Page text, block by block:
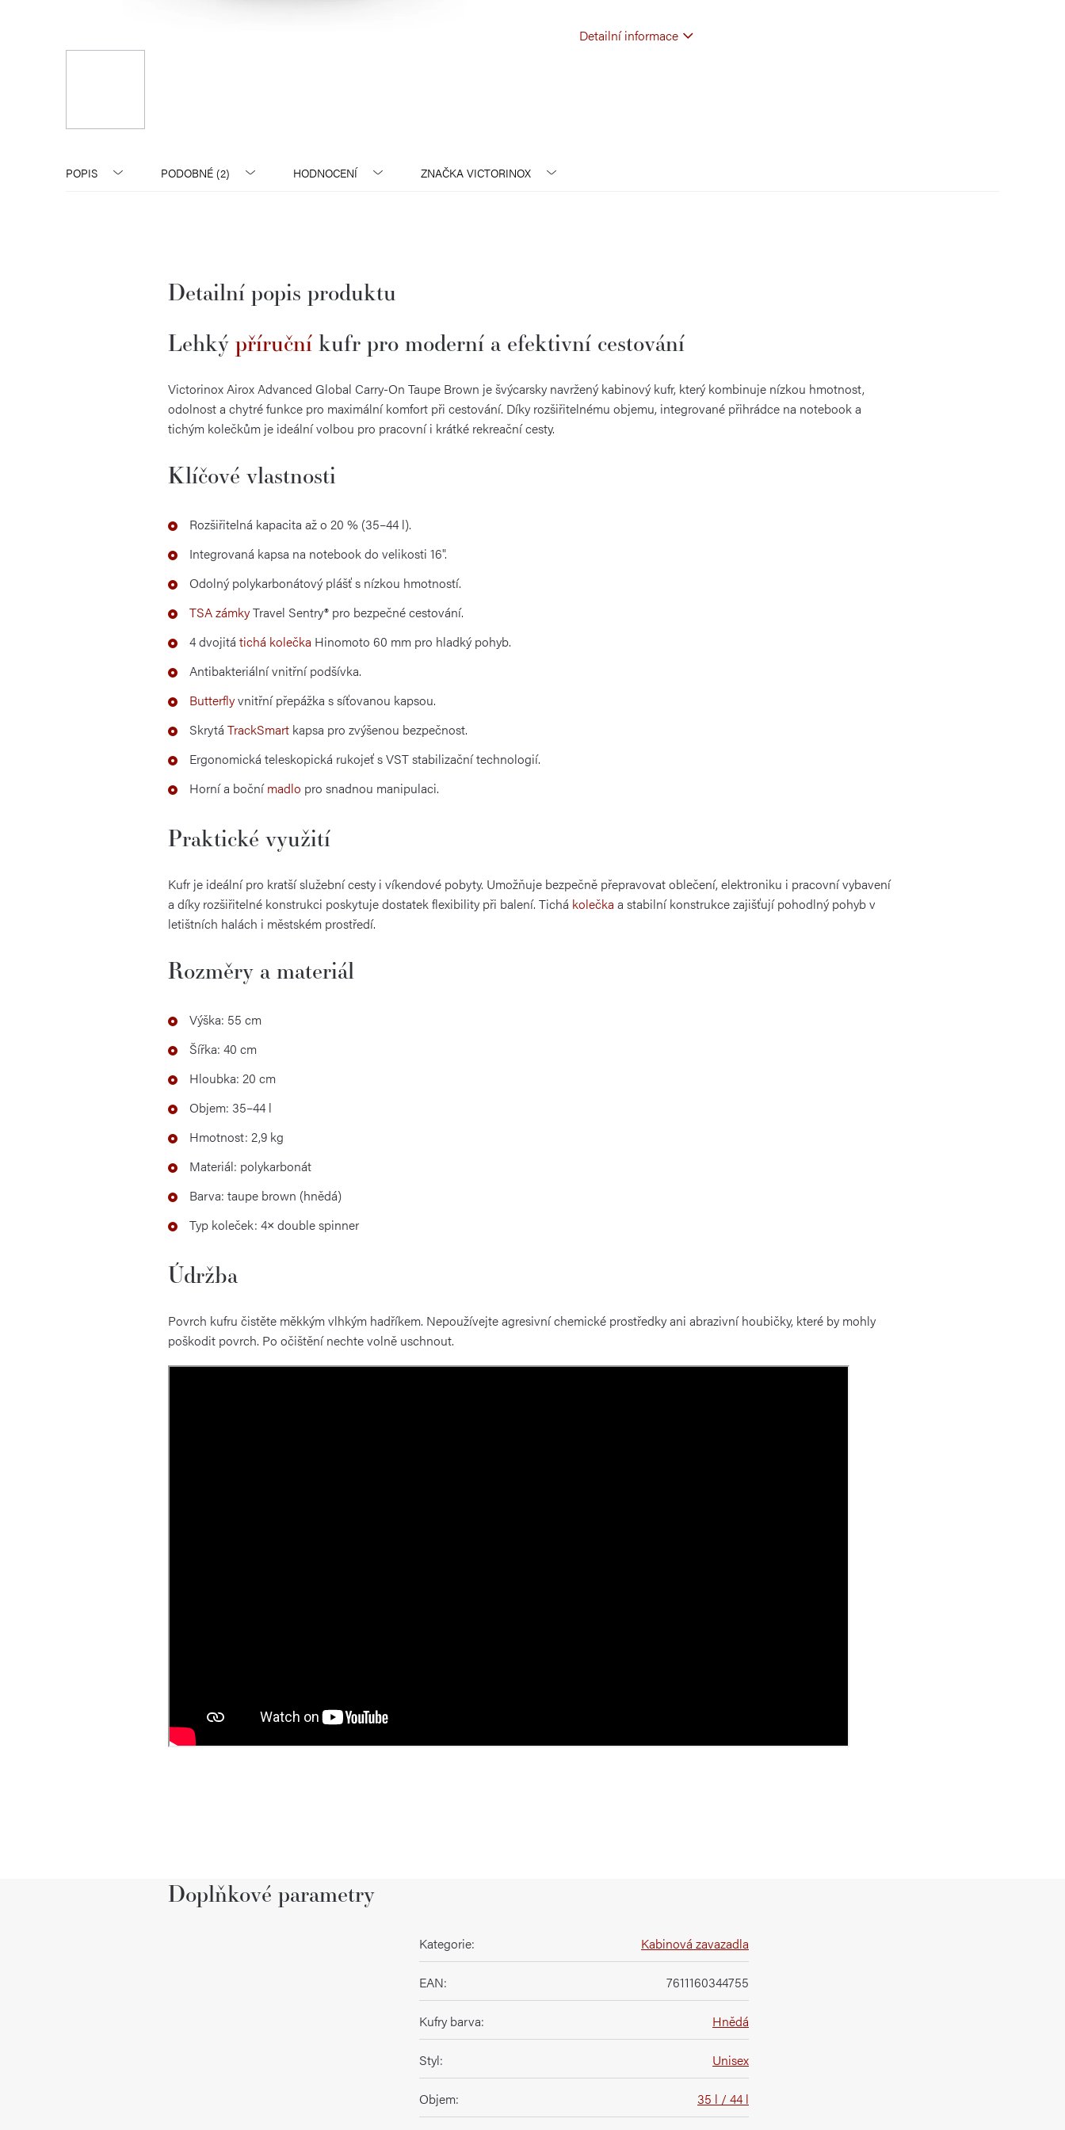
Detailní informace
POPIS PODOBNÉ (2) HODNOCENÍ ZNAČKA VICTORINOX
Detailní popis produktu
Lehký příruční kufr pro moderní a efektivní cestování
Victorinox Airox Advanced Global Carry-On Taupe Brown je švýcarsky navržený kabinový kufr, který kombinuje nízkou hmotnost,
odolnost a chytré funkce pro maximální komfort při cestování. Díky rozšiřitelnému objemu, integrované přihrádce na notebook a
tichým kolečkům je ideální volbou pro pracovní i krátké rekreační cesty.
Klíčové vlastnosti
Rozšiřitelná kapacita až o 20 % (35–44 l).
Integrovaná kapsa na notebook do velikosti 16".
Odolný polykarbonátový plášť s nízkou hmotností.
TSA zámkyTravel Sentry® pro bezpečné cestování.
4 dvojitá tichá kolečka Hinomoto 60 mm pro hladký pohyb.
Antibakteriální vnitřní podšívka.
Butterflyvnitřní přepážka s síťovanou kapsou.
Skrytá TrackSmart kapsa pro zvýšenou bezpečnost.
Ergonomická teleskopická rukojeť s VST stabilizační technologií.
Horní a bočnímadlo pro snadnou manipulaci.
Praktické využití
Kufr je ideální pro kratší služební cesty i víkendové pobyty. Umožňuje bezpečně přepravovat oblečení, elektroniku i pracovní vybavení
a díky rozšiřitelné konstrukci poskytuje dostatek flexibility při balení. Tichá kolečka a stabilní konstrukce zajišťují pohodlný pohyb v
letištních halách i městském prostředí.
Rozměry a materiál
Výška: 55 cm
Šířka: 40 cm
Hloubka: 20 cm
Objem: 35–44 l
Hmotnost: 2,9 kg
Materiál: polykarbonát
Barva: taupe brown (hnědá)
Typ koleček: 4× double spinner
Údržba
Povrch kufru čistěte měkkým vlhkým hadříkem. Nepoužívejte agresivní chemické prostředky ani abrazivní houbičky, které by mohly
poškodit povrch. Po očištění nechte volně uschnout.
Doplňkové parametry
Kategorie: Kabinová zavazadla
EAN: 7611160344755
Kufry barva: Hnědá
Styl: Unisex
Objem: 35 l / 44 l